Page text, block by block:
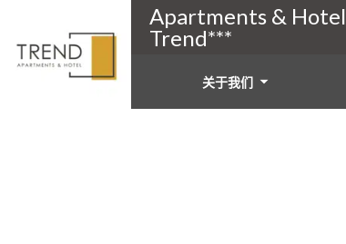
Apartments & Hotel
Trend***
关于我们